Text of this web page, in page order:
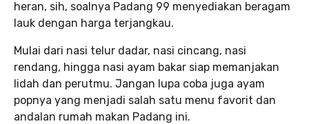
heran, sih, soalnya Padang 99 menyediakan beragam
lauk dengan harga terjangkau.
Mulai dari nasi telur dadar, nasi cincang, nasi
rendang, hingga nasi ayam bakar siap memanjakan
lidah dan perutmu. Jangan lupa coba juga ayam
popnya yang menjadi salah satu menu favorit dan
andalan rumah makan Padang ini.